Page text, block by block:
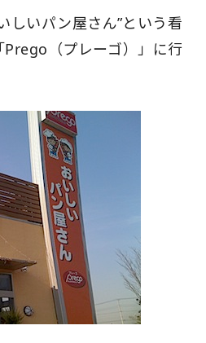
しいパン屋さん”という看
Prego（プレーゴ）」に行